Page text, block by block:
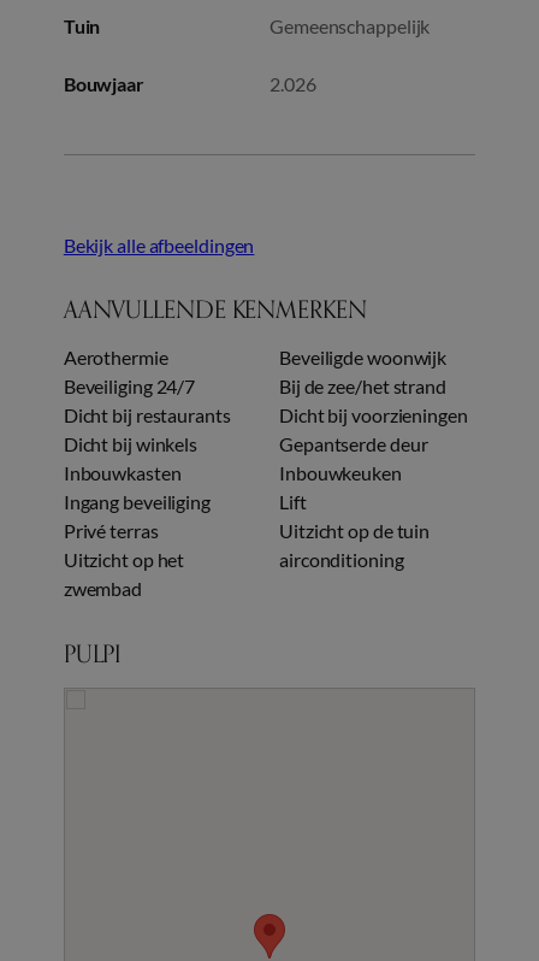
Tuin
Gemeenschappelijk
Bouwjaar 2.026
Bekijk alle afbeeldingen
AANVULLENDE KENMERKEN
Aerothermie
Beveiligde woonwijk
Beveiliging 24/7
Bij de zee/het strand
Dicht bij restaurants
Dicht bij voorzieningen
Dicht bij winkels
Gepantserde deur
Inbouwkasten
Inbouwkeuken
Ingang beveiliging
Lift
Privé terras
Uitzicht op de tuin
Uitzicht op het
zwembad
airconditioning
PULPI